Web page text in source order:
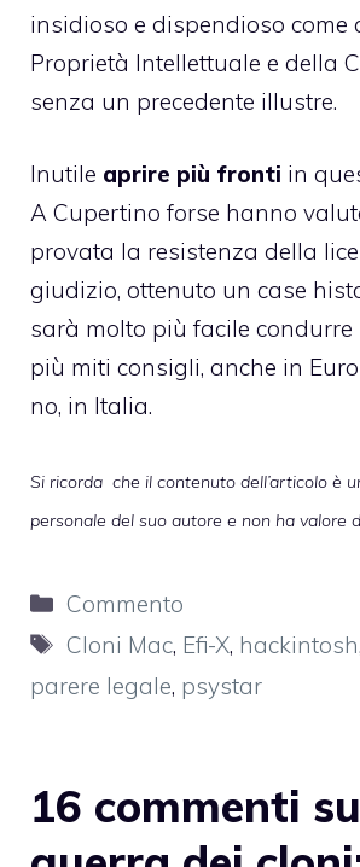
insidioso e dispendioso come
Proprietà Intellettuale e della
senza un precedente illustre.
Inutile aprire più fronti in
A Cupertino forse hanno
provata la resistenza della
giudizio, ottenuto un case
sarà molto più facile condurre
più miti consigli, anche in
no, in Italia.
Si ricorda che il contenuto dell’articolo è
personale del suo autore e non ha valore
Categorie
Commento
Tag
Cloni Mac, Efi-X, hackintosh,
parere legale, psystar
16 commenti